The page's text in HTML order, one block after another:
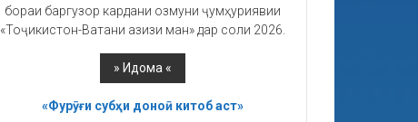
бораи баргузор кардани озмуни ҷумҳуриявии
«Тоҷикистон-Ватани азизи ман» дар соли 2026.
«Фурӯғи субҳи доноӣ китоб аст»